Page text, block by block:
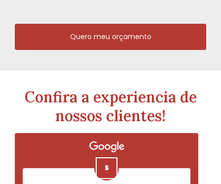
Quero meu orçamento
Confira a experiencia de
nossos clientes!